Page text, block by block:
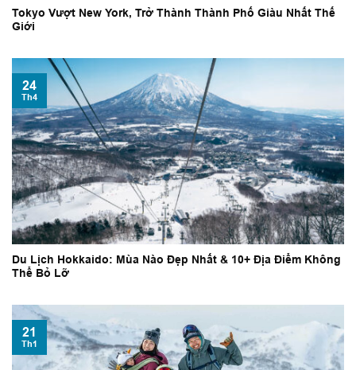
Tokyo Vượt New York, Trở Thành Thành Phố Giàu Nhất Thế
Giới
Du Lịch Hokkaido: Mùa Nào Đẹp Nhất & 10+ Địa Điểm Không
Thể Bỏ Lỡ
24
Th4
21
Th1